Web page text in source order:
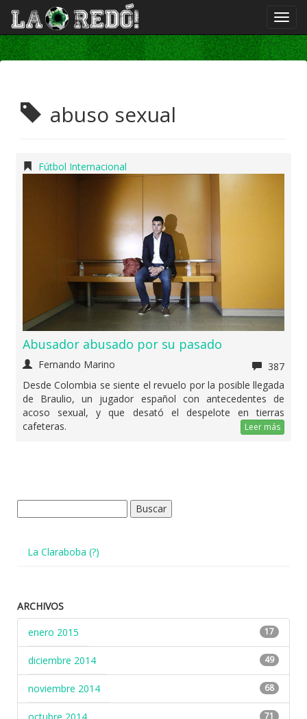
abuso sexual
Fútbol Internacional
Abusador abusado por su pasado
Fernando Marino
387
Desde Colombia se siente el revuelo por la posible llegada
de Braulio, un jugador español con antecedentes de
acoso sexual, y que desató el despelote en tierras
cafeteras.
Leer más
La Claraboba (?)
ARCHIVOS
enero 2015
17
diciembre 2014 49
noviembre 2014 68
71